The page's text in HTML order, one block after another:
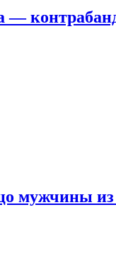
мужчины